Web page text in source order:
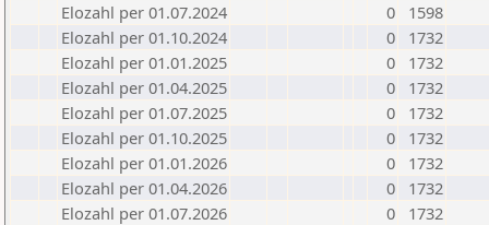
Elozahl per 01.07.2024
0
1598
Elozahl per 01.10.2024
0
1732
Elozahl per 01.01.2025
0
1732
Elozahl per 01.04.2025
0
1732
Elozahl per 01.07.2025
0
1732
Elozahl per 01.10.2025
0
1732
Elozahl per 01.01.2026
0
1732
Elozahl per 01.04.2026
0
1732
Elozahl per 01.07.2026
0
1732